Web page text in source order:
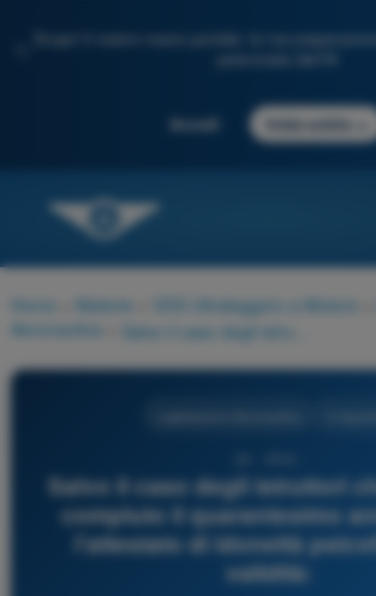
Scopri il nostro nuovo portale: la tua
Accedi Inizia subito
Home Materie VDS Ultraleggero a Motore
Aeronautica
Salvo il caso degli istruttori
compiuto il quarantesimo
l'attestato di idoneità
validità: